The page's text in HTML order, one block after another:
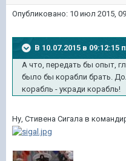
Опубликовано: 10 июл 2015,
В 10.07.2015 в 09:12:15
А что, передать бы опыт,
было бы корабли брать.
корабль - укради корабль!
Ну, Стивена Сигала в